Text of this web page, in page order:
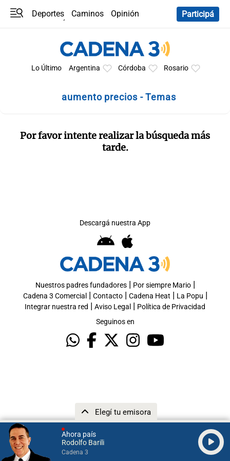
Ahora país
Rodolfo Barili
Cadena 3
Elegí tu emisora
Deportes Caminos
Opinión
Participá
Lo Último Argentina Córdoba Rosario
aumento precios - Temas
Por favor intente realizar la búsqueda más
tarde.
Descargá nuestra App
Nuestros padres fundadores| Por siempre Mario|
Cadena 3 Comercial | Contacto| Cadena Heat | La Popu |
Integrar nuestra red | Aviso Legal | Política de Privacidad
Seguinos en